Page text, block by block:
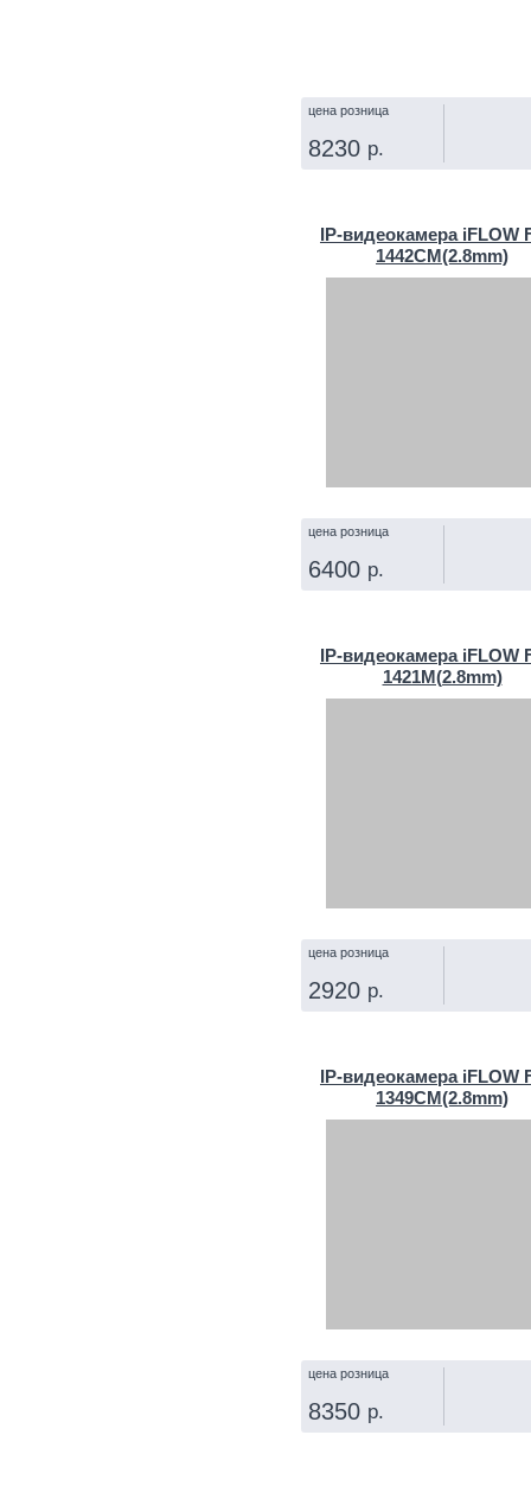
цена розница
8230 р.
IP‑видеокамера iFLOW
1442CM(2.8mm)
цена розница
6400 р.
IP‑видеокамера iFLOW
1421M(2.8mm)
цена розница
2920 р.
IP‑видеокамера iFLOW
1349CM(2.8mm)
цена розница
8350 р.